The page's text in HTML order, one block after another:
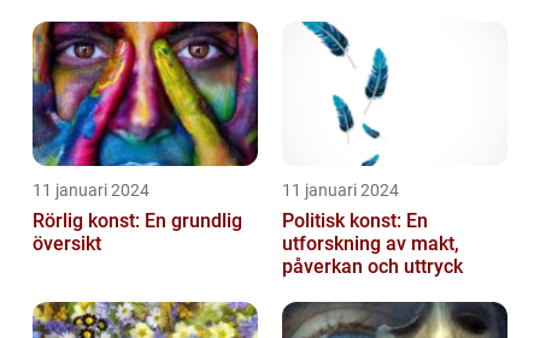
11 januari 2024
Rörlig konst: En grundlig
översikt
11 januari 2024
Politisk konst: En
utforskning av makt,
påverkan och uttryck